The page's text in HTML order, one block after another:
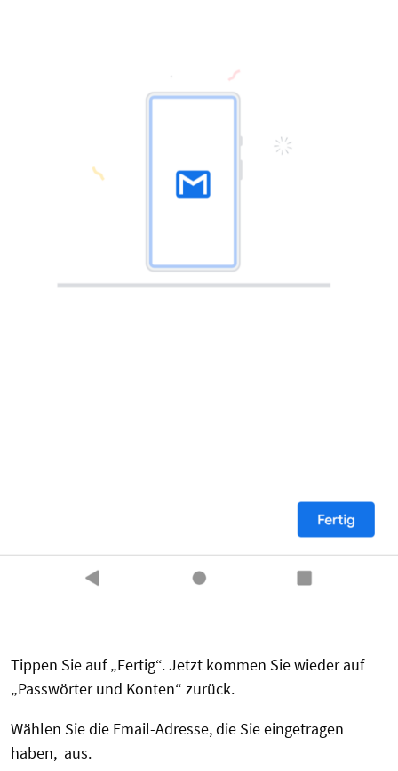
Tippen Sie auf „Fertig“. Jetzt kommen Sie wieder auf
„Passwörter und Konten“ zurück.
Wählen Sie die Email-Adresse, die Sie eingetragen
haben, aus.